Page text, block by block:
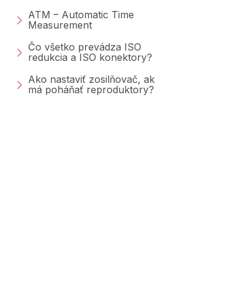
ATM – Automatic Time
Measurement
Čo všetko prevádza ISO
redukcia a ISO konektory?
Ako nastaviť zosilňovač, ak
má poháňať reproduktory?